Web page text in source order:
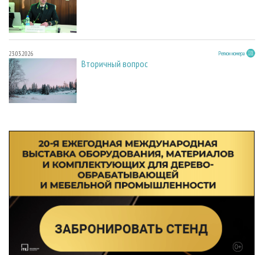
23.03.2026 Регион номера
Вторичный вопрос